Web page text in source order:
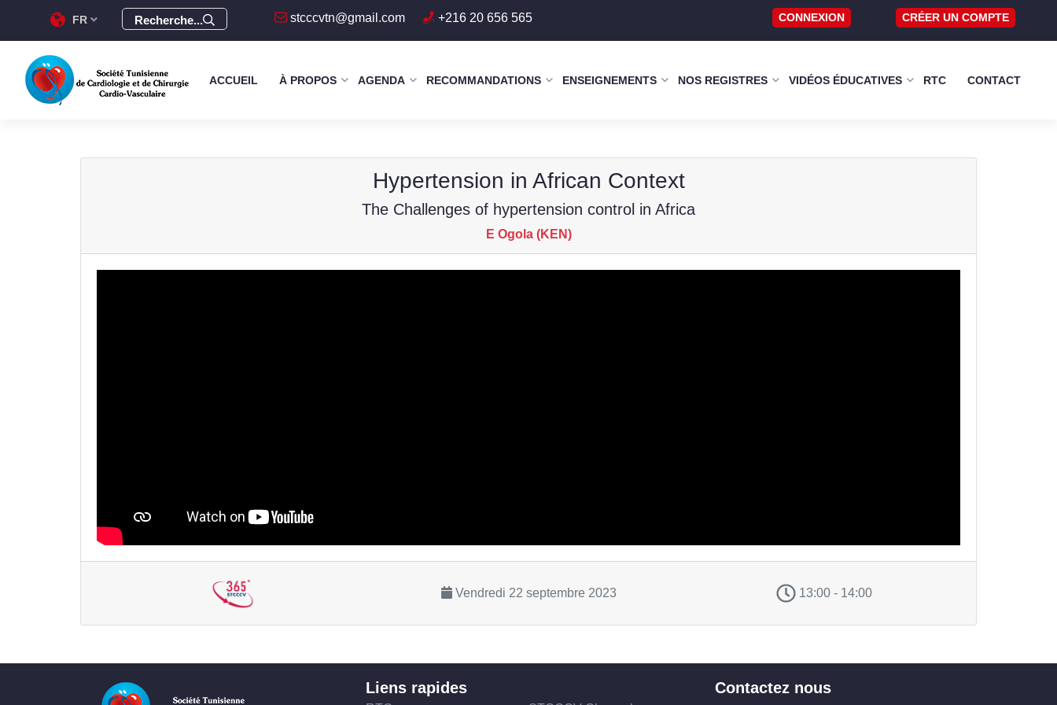
stcccvtn@gmail.com +216 20 656 565
FR Recherche... CONNEXION CRÉER UN COMPTE
ACCUEIL À PROPOS AGENDA RECOMMANDATIONS ENSEIGNEMENTS NOS REGISTRES VIDÉOS ÉDUCATIVES RTC CONTACT
Hypertension in African Context
The Challenges of hypertension control in Africa
E Ogola (KEN)
Vendredi 22 septembre 2023 13:00 - 14:00
Liens rapides Contactez nous